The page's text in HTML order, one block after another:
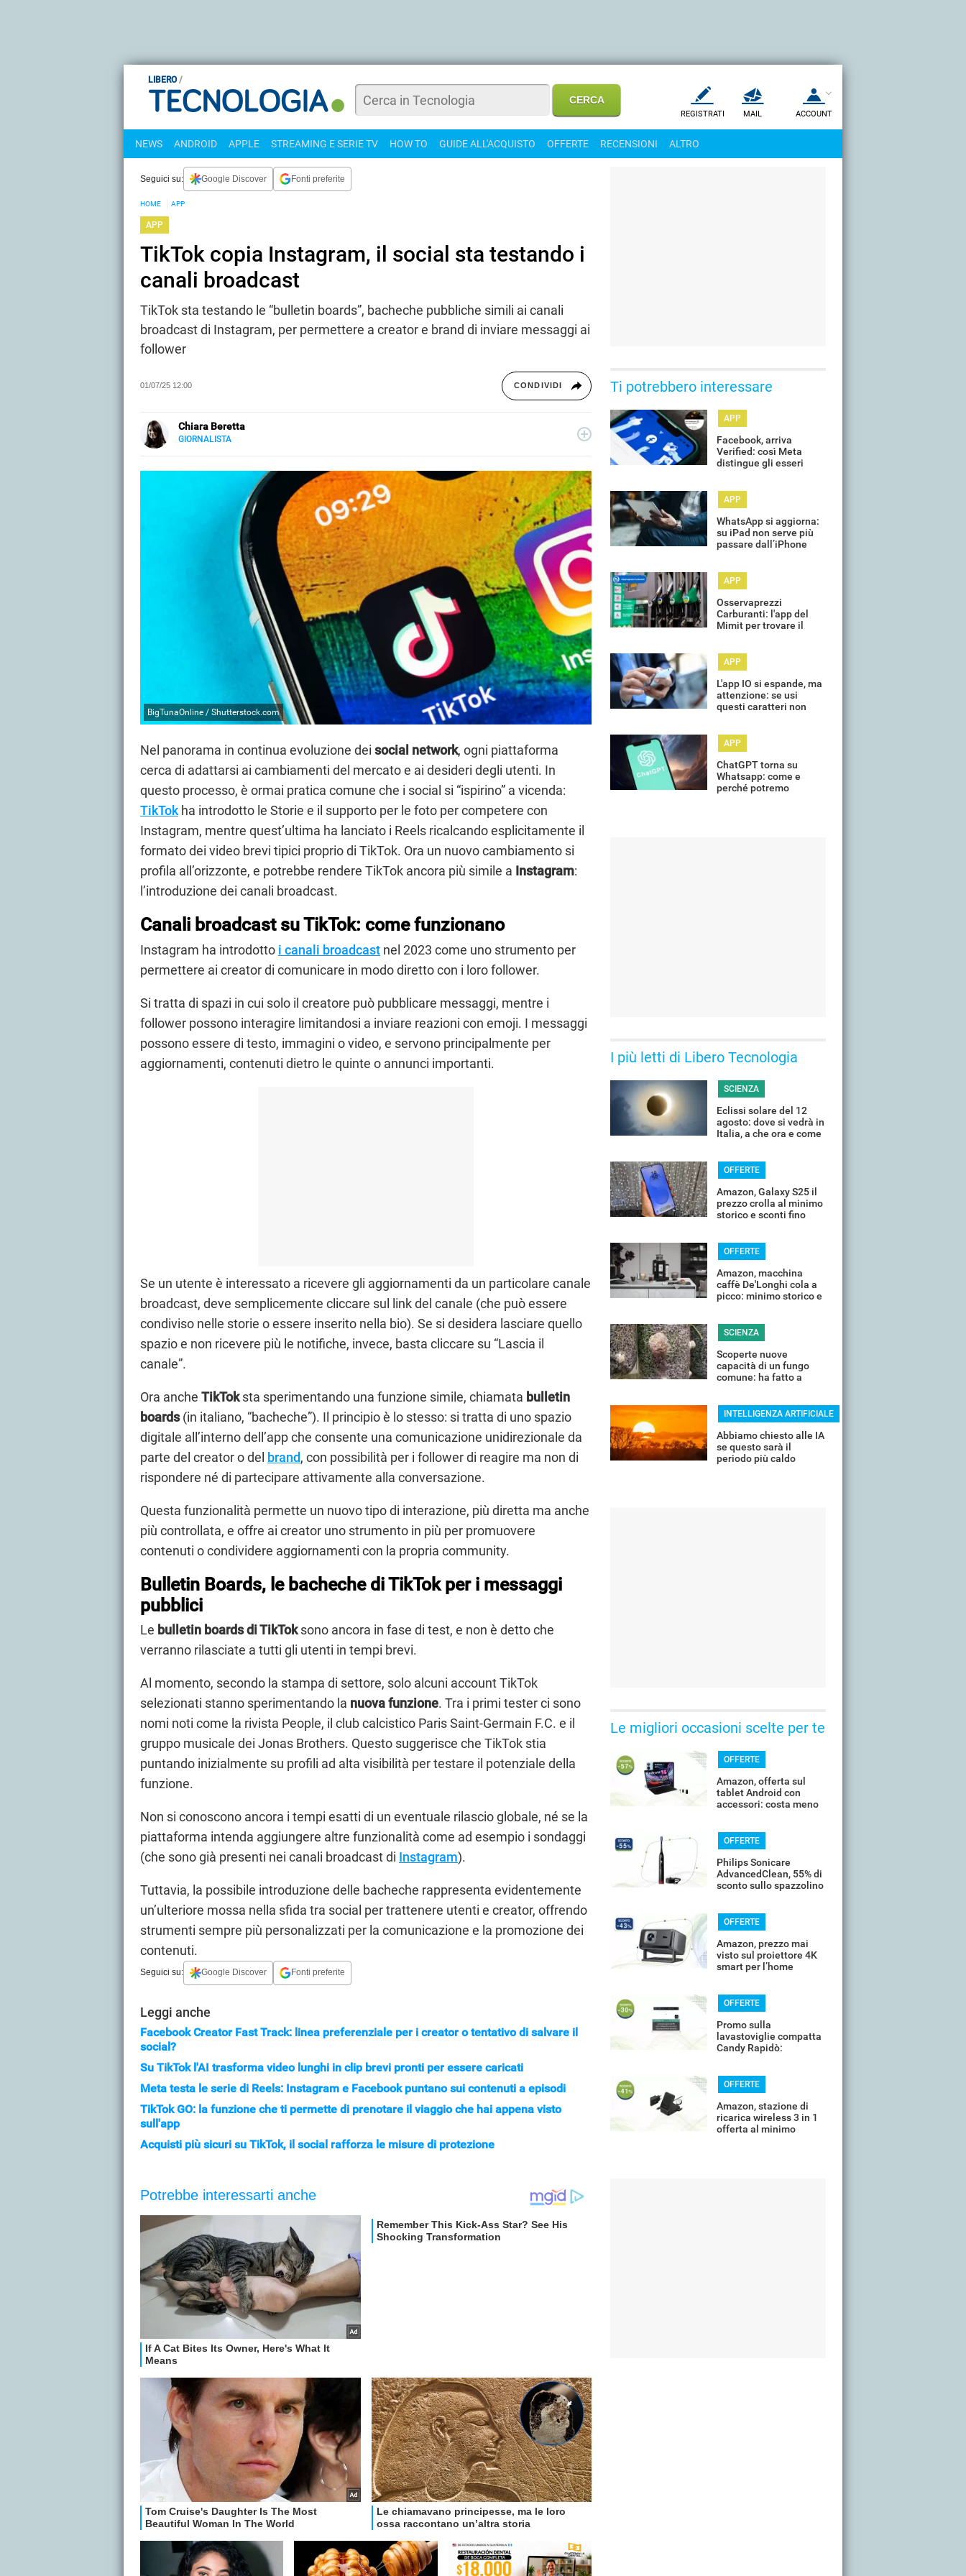
LIBERO
REGISTRATI MAIL ACCOUNT
NEWS ANDROID APPLE STREAMING E SERIE TV HOW TO GUIDE ALL'ACQUISTO OFFERTE RECENSIONI ALTRO
Seguici su: Google Discover Fonti preferite
HOME APP
APP
TikTok copia Instagram, il social sta testando i
canali broadcast
TikTok sta testando le “bulletin boards”, bacheche pubbliche simili ai canali
broadcast di Instagram, per permettere a creator e brand di inviare messaggi ai
follower
01/07/25 12:00 CONDIVIDI
Chiara Beretta
GIORNALISTA
BigTunaOnline / Shutterstock.com
Nel panorama in continua evoluzione dei social network, ogni piattaforma
cerca di adattarsi ai cambiamenti del mercato e ai desideri degli utenti. In
questo processo, è ormai pratica comune che i social si “ispirino” a vicenda:
TikTokha introdotto le Storie e il supporto per le foto per competere con
Instagram, mentre quest’ultima ha lanciato i Reels ricalcando esplicitamente il
formato dei video brevi tipici proprio di TikTok. Ora un nuovo cambiamento si
profila all’orizzonte, e potrebbe rendere TikTok ancora più simile a Instagram:
l’introduzione dei canali broadcast.
Canali broadcast su TikTok: come funzionano
Instagram ha introdotto i canali broadcast nel 2023 come uno strumento per
permettere ai creator di comunicare in modo diretto con i loro follower.
Si tratta di spazi in cui solo il creatore può pubblicare messaggi, mentre i
follower possono interagire limitandosi a inviare reazioni con emoji. I messaggi
possono essere di testo, immagini o video, e servono principalmente per
aggiornamenti, contenuti dietro le quinte o annunci importanti.
Se un utente è interessato a ricevere gli aggiornamenti da un particolare canale
broadcast, deve semplicemente cliccare sul link del canale (che può essere
condiviso nelle storie o essere inserito nella bio). Se si desidera lasciare quello
spazio e non ricevere più le notifiche, invece, basta cliccare su “Lascia il
canale”.
Ora anche TikToksta sperimentando una funzione simile, chiamata bulletin
boards(in italiano, “bacheche”). Il principio è lo stesso: si tratta di uno spazio
digitale all’interno dell’app che consente una comunicazione unidirezionale da
parte del creator o del brand, con possibilità per i follower di reagire ma non di
rispondere né di partecipare attivamente alla conversazione.
Questa funzionalità permette un nuovo tipo di interazione, più diretta ma anche
più controllata, e offre ai creator uno strumento in più per promuovere
contenuti o condividere aggiornamenti con la propria community.
Bulletin Boards, le bacheche di TikTok per i messaggi
pubblici
Le bulletin boards di TikToksono ancora in fase di test, e non è detto che
verranno rilasciate a tutti gli utenti in tempi brevi.
Al momento, secondo la stampa di settore, solo alcuni account TikTok
selezionati stanno sperimentando la nuova funzione. Tra i primi tester ci sono
nomi noti come la rivista People, il club calcistico Paris Saint-Germain F.C. e il
gruppo musicale dei Jonas Brothers. Questo suggerisce che TikTok stia
puntando inizialmente su profili ad alta visibilità per testare il potenziale della
funzione.
Non si conoscono ancora i tempi esatti di un eventuale rilascio globale, né se la
piattaforma intenda aggiungere altre funzionalità come ad esempio i sondaggi
(che sono già presenti nei canali broadcast di Instagram).
Tuttavia, la possibile introduzione delle bacheche rappresenta evidentemente
un’ulteriore mossa nella sfida tra social per trattenere utenti e creator, offrendo
strumenti sempre più personalizzati per la comunicazione e la promozione dei
contenuti.
Seguici su: Google Discover Fonti preferite
Leggi anche
Facebook Creator Fast Track: linea preferenziale per i creator o tentativo di salvare il
social?
Su TikTok l'AI trasforma video lunghi in clip brevi pronti per essere caricati
Meta testa le serie di Reels: Instagram e Facebook puntano sui contenuti a episodi
TikTok GO: la funzione che ti permette di prenotare il viaggio che hai appena visto
sull'app
Acquisti più sicuri su TikTok, il social rafforza le misure di protezione
Ti potrebbero interessare
APP
Facebook, arriva
Verified: così Meta
distingue gli esseri
APP
WhatsApp si aggiorna:
su iPad non serve più
passare dall’iPhone
APP
Osservaprezzi
Carburanti: l'app del
Mimit per trovare il
APP
L'app IO si espande, ma
attenzione: se usi
questi caratteri non
APP
ChatGPT torna su
Whatsapp: come e
perché potremo
I più letti di Libero Tecnologia
SCIENZA
Eclissi solare del 12
agosto: dove si vedrà in
Italia, a che ora e come
OFFERTE
Amazon, Galaxy S25 il
prezzo crolla al minimo
storico e sconti fino
OFFERTE
Amazon, macchina
caffè De'Longhi cola a
picco: minimo storico e
SCIENZA
Scoperte nuove
capacità di un fungo
comune: ha fatto a
INTELLIGENZA ARTIFICIALE
Abbiamo chiesto alle IA
se questo sarà il
periodo più caldo
Le migliori occasioni scelte per te
OFFERTE
Amazon, offerta sul
tablet Android con
accessori: costa meno
OFFERTE
Philips Sonicare
AdvancedClean, 55% di
sconto sullo spazzolino
OFFERTE
Amazon, prezzo mai
visto sul proiettore 4K
smart per l’home
OFFERTE
Promo sulla
lavastoviglie compatta
Candy Rapidò:
OFFERTE
Amazon, stazione di
ricarica wireless 3 in 1
offerta al minimo